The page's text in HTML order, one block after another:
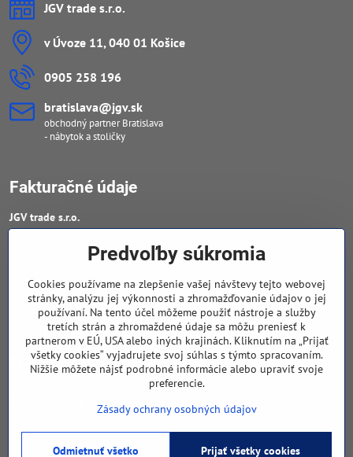
JGV trade s​.r​.o​.
v Úvoze 11, 040 01 Košice
0905 258 196
bratislava​@jgv​.sk
obchodný partner Bratislava
- nábytok a stoličky
Fakturačné údaje
JGV trade s​.r​.o​.
DIČ : 20223652906
IČ DPH : SK 2023652906
Sledujte naše novinky
Facebook
© Copyright
Predvoľby súkromia
Cookies používame na zlepšenie vašej návštevy tejto webovej
stránky, analýzu jej výkonnosti a zhromažďovanie údajov o jej
používaní. Na tento účel môžeme použiť nástroje a služby
tretích strán a zhromaždené údaje sa môžu preniesť k
partnerom v EÚ, USA alebo iných krajinách. Kliknutím na „Prijať
všetky cookies“ vyjadrujete svoj súhlas s týmto spracovaním.
Nižšie môžete nájsť podrobné informácie alebo upraviť svoje
preferencie.
Zásady ochrany osobných údajov
Prijať všetky cookies
Odmietnuť všetko